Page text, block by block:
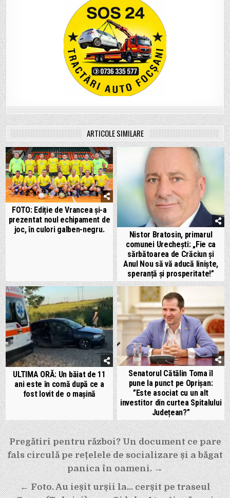
ARTICOLE SIMILARE
FOTO: Ediție de Vrancea și-a
prezentat noul echipament de
joc, în culori galben-negru.
Nistor Bratosin, primarul
comunei Urechești: „Fie ca
sărbătoarea de Crăciun și
Anul Nou să vă aducă liniște,
speranță și prosperitate!”
ULTIMA ORĂ: Un băiat de 11
ani este în comă după ce a
fost lovit de o mașină
Senatorul Cătălin Toma îl
pune la punct pe Oprișan:
”Este asociat cu un alt
investitor din curtea Spitalului
Județean?”
Navigare
în
articole
Pregătiri pentru război? Un document ce pare
fals circulă pe rețelele de socializare și a băgat
panica în oameni. →
← Foto. Au ieșit urșii la… cerșit pe traseul